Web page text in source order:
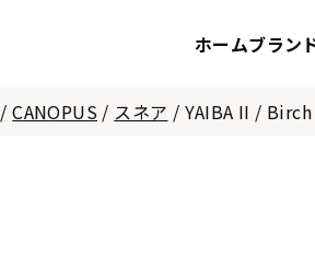
ホームブラン
/CANOPUS / スネア / YAIBA II /